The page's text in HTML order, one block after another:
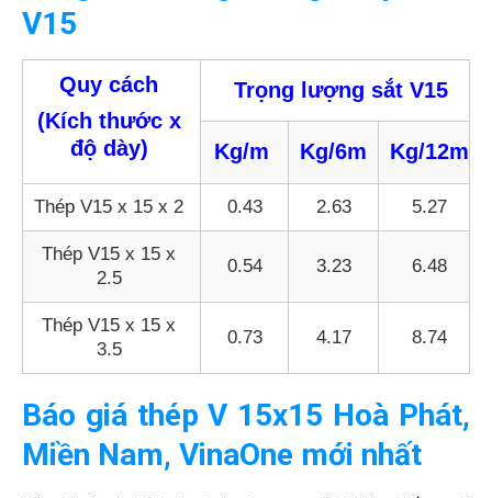
V15
Quy cách
(Kích thước x
độ dày)
Trọng lượng sắt V15
Kg/m Kg/6m Kg/12m
Thép V15 x 15 x 2 0.43 2.63 5.27
Thép V15 x 15 x
2.5
0.54 3.23 6.48
Thép V15 x 15 x
3.5
0.73 4.17 8.74
Báo giá thép V 15x15 Hoà Phát,
Miền Nam, VinaOne mới nhất